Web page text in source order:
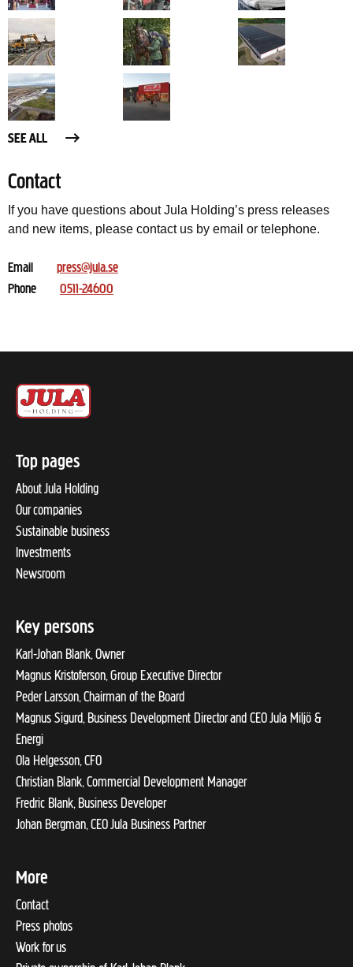
SEE ALL
Contact
If you have questions about Jula Holding’s press releases
and new items, please contact us by email or telephone.
Email
press@jula.se
Phone
0511-24600
Top pages
About Jula Holding
Our companies
Sustainable business
Investments
Newsroom
Key persons
Karl-Johan Blank, Owner
Magnus Kristoferson, Group Executive Director
Peder Larsson, Chairman of the Board
Magnus Sigurd, Business Development Director and CEO Jula Miljö &
Energi
Ola Helgesson, CFO
Christian Blank, Commercial Development Manager
Fredric Blank, Business Developer
Johan Bergman, CEO Jula Business Partner
More
Contact
Press photos
Work for us